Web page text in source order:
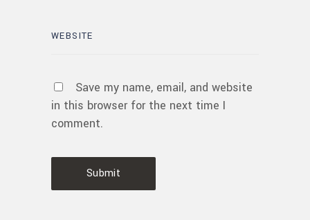
Save my name, email, and website
in this browser for the next time I
comment.
Submit